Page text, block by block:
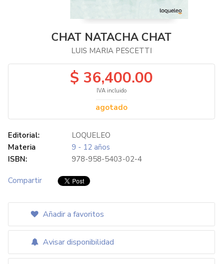
CHAT NATACHA CHAT
LUIS MARIA PESCETTI
$ 36,400.00
IVA incluido
agotado
Editorial:
LOQUELEO
Materia
9 - 12 años
ISBN:
978-958-5403-02-4
Compartir
Añadir a favoritos
Avisar disponibilidad